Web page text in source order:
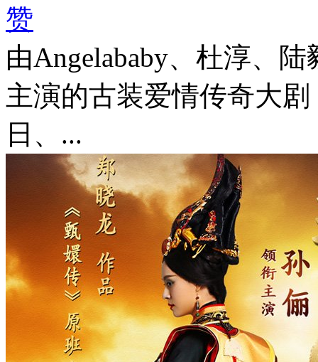
赞
由Angelababy、杜淳、
主演的古装爱情传奇大
日、...